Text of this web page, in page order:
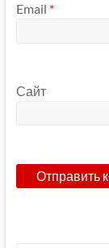
Email *
Сайт